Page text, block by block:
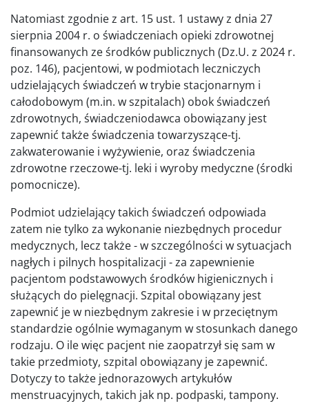
Natomiast zgodnie z art. 15 ust. 1 ustawy z dnia 27
sierpnia 2004 r. o świadczeniach opieki zdrowotnej
finansowanych ze środków publicznych (Dz.U. z 2024 r.
poz. 146), pacjentowi, w podmiotach leczniczych
udzielających świadczeń w trybie stacjonarnym i
całodobowym (m.in. w szpitalach) obok świadczeń
zdrowotnych, świadczeniodawca obowiązany jest
zapewnić także świadczenia towarzyszące-tj.
zakwaterowanie i wyżywienie, oraz świadczenia
zdrowotne rzeczowe-tj. leki i wyroby medyczne (środki
pomocnicze).
Podmiot udzielający takich świadczeń odpowiada
zatem nie tylko za wykonanie niezbędnych procedur
medycznych, lecz także - w szczególności w sytuacjach
nagłych i pilnych hospitalizacji - za zapewnienie
pacjentom podstawowych środków higienicznych i
służących do pielęgnacji. Szpital obowiązany jest
zapewnić je w niezbędnym zakresie i w przeciętnym
standardzie ogólnie wymaganym w stosunkach danego
rodzaju. O ile więc pacjent nie zaopatrzył się sam w
takie przedmioty, szpital obowiązany je zapewnić.
Dotyczy to także jednorazowych artykułów
menstruacyjnych, takich jak np. podpaski, tampony.